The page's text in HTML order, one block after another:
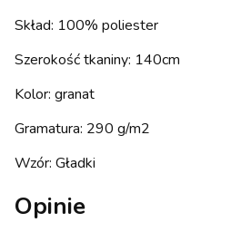
Skład: 100% poliester
Szerokość tkaniny: 140cm
Kolor: granat
Gramatura: 290 g/m2
Wzór: Gładki
Opinie